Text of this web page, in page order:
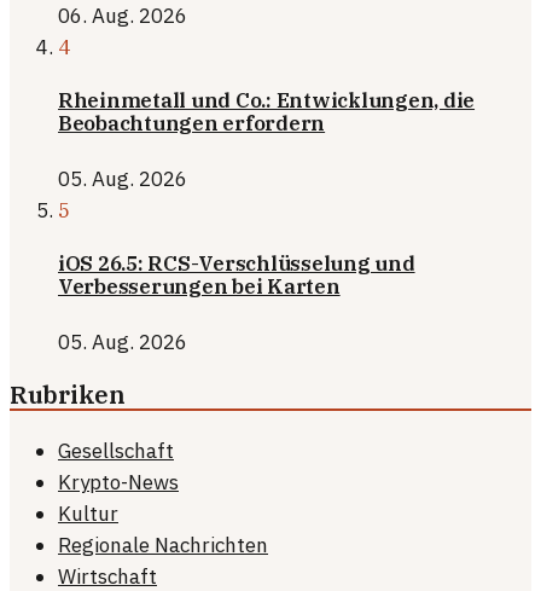
06. Aug. 2026
4
Rheinmetall und Co.: Entwicklungen, die
Beobachtungen erfordern
05. Aug. 2026
5
iOS 26.5: RCS-Verschlüsselung und
Verbesserungen bei Karten
05. Aug. 2026
Rubriken
Gesellschaft
Krypto-News
Kultur
Regionale Nachrichten
Wirtschaft